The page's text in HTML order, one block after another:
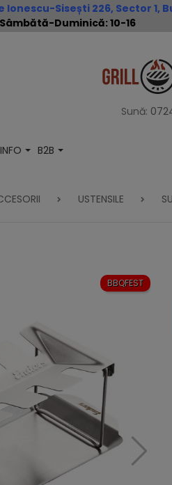
Ionescu-Sisești 226, Sector 1,
Duminică: 10-16
Sună:
INFO
B2B
USTENSILE
BBQFEST